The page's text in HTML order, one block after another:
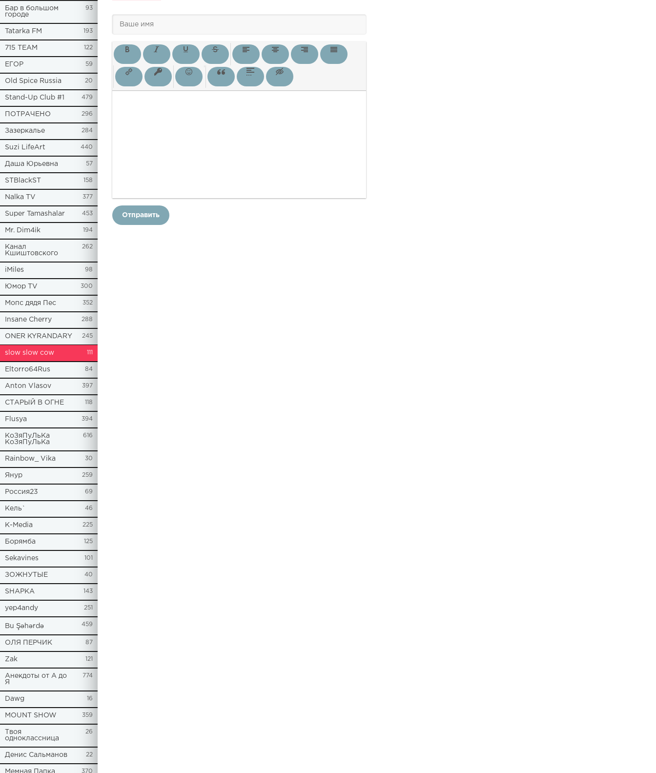
Бар в большом
городе
93
Tatarka FM 193
715 TEAM 122
ЕГОР 59
Old Spice Russia 20
Stand-Up Club #1 479
ПОТРАЧЕНО 296
Зазеркалье 284
Suzi LifeArt 440
Даша Юрьевна 57
STBlackST 158
Nalka TV 377
Super Tamashalar 453
Mr. Dim4ik 194
Канал
Кшиштовского
262
iMiles 98
Юмор TV 300
Мопс дядя Пес 352
Insane Cherry 288
ONER KYRANDARY 245
slow slow cow 111
Eltorro64Rus 84
Anton Vlasov 397
СТАРЫЙ В ОГНЕ 118
Flusya 394
КоЗяПуЛьКа
КоЗяПуЛьКа
616
Rainbow_ Vika 30
Янур 259
Россия23 69
Кель` 46
К-Media 225
Борямба 125
Sekavines 101
ЗОЖНУТЫЕ 40
SHAPKA 143
yep4andy 251
Bu Şəhərdə 459
ОЛЯ ПЕРЧИК 87
Zak 121
Анекдоты от А до
Я
774
Dawg 16
MOUNT SHOW 359
Твоя
одноклассница
26
Денис Сальманов 22
Мемная Папка 370
Отправить